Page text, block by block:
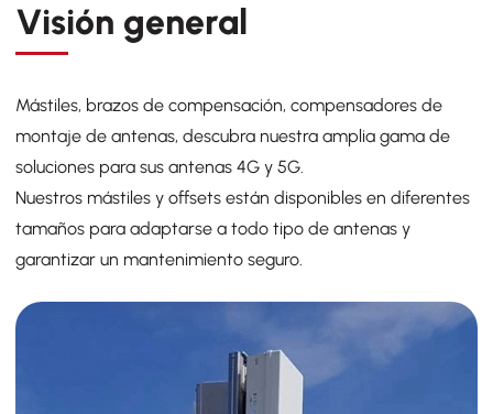
Visión general
Mástiles, brazos de compensación, compensadores de
montaje de antenas, descubra nuestra amplia gama de
soluciones para sus antenas 4G y 5G.
Nuestros mástiles y offsets están disponibles en diferentes
tamaños para adaptarse a todo tipo de antenas y
garantizar un mantenimiento seguro.